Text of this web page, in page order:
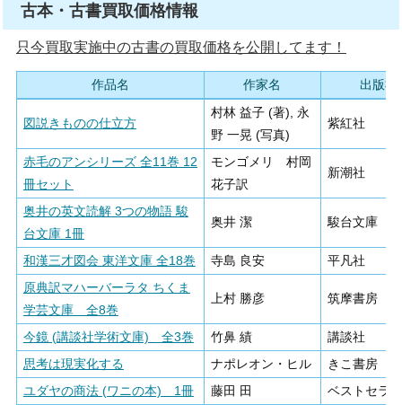
古本・古書買取価格情報
只今買取実施中の古書の買取価格を公開してます！
作品名 作家名 出版社
図説きものの仕立方
村林 益子 (著), 永
野 一晃 (写真)
紫紅社
赤毛のアンシリーズ 全11巻 12
冊セット
モンゴメリ 村岡
花子訳
新潮社
奥井の英文読解 3つの物語 駿
台文庫 1冊
奥井 潔 駿台文庫
和漢三才図会 東洋文庫 全18巻 寺島 良安
平凡社
原典訳マハーバーラタ ちくま
学芸文庫 全8巻
上村 勝彦 筑摩書房
今鏡 (講談社学術文庫) 全3巻 竹鼻 績
講談社
思考は現実化する
ナポレオン・ヒル
きこ書房
ユダヤの商法 (ワニの本) 1冊
藤田 田
ベストセラ